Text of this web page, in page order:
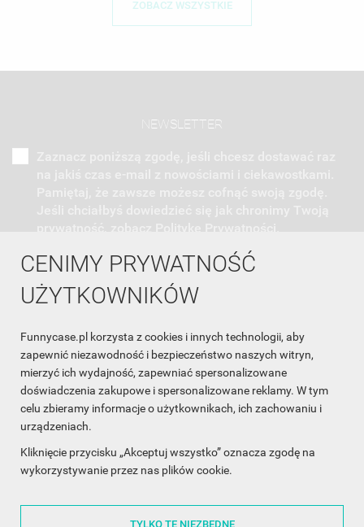
CENIMY PRYWATNOŚĆ
UŻYTKOWNIKÓW
Funnycase.pl korzysta z cookies i innych technologii, aby
zapewnić niezawodność i bezpieczeństwo naszych witryn,
mierzyć ich wydajność, zapewniać spersonalizowane
doświadczenia zakupowe i spersonalizowane reklamy. W tym
celu zbieramy informacje o użytkownikach, ich zachowaniu i
urządzeniach.
Kliknięcie przycisku „Akceptuj wszystko” oznacza zgodę na
wykorzystywanie przez nas plików cookie.
TYLKO TE NIEZBĘDNE
ZOBACZ WSZYSTKIE
NEWSLETTER
INFORMACJA O SKLEPIE
INFORMACJE
OBSŁUGA KLIENTA
WSPÓŁPRACA
ŚLEDŹ NAS NA FACEBOOKU